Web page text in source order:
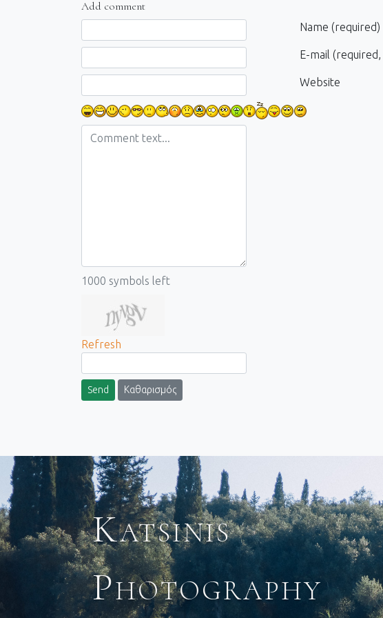
Add comment
Name (required)
E-mail
Website
1000 symbols left
Refresh
Send Καθαρισμός
Katsinis
Photography